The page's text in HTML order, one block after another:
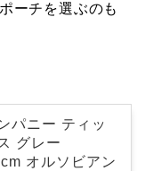
ーチを選ぶのも
パニー ティッ
グレー
オルソビアン